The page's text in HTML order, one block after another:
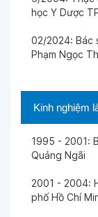
học Y Dược
02/2024: Bác
Phạm Ngọc
Kinh nghiệm
1995 - 2001:
Quảng Ngãi
2001 - 2004:
phố Hồ Chí